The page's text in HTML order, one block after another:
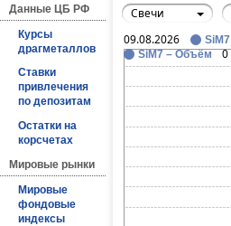
Данные ЦБ РФ
Курсы
драгметаллов
Ставки
привлечения
по депозитам
Остатки на
корсчетах
Мировые рынки
Мировые
фондовые
индексы
Свечи
09.08.2026
SiM7
SiM7 – Объём 0